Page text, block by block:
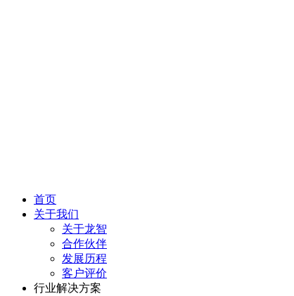
首页
关于我们
关于龙智
合作伙伴
发展历程
客户评价
行业解决方案